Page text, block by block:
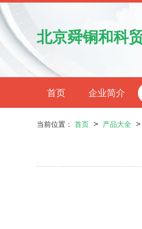
北京舜铜和科
首页 企业简介
当前位置： 首页 > 产品大全 >